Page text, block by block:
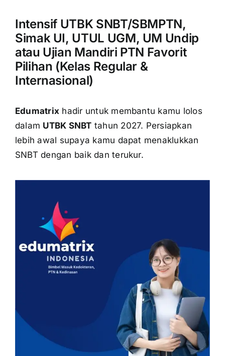
Intensif UTBK SNBT/SBMPTN,
Simak UI, UTUL UGM, UM Undip
atau Ujian Mandiri PTN Favorit
Pilihan (Kelas Regular &
Internasional)
Edumatrix hadir untuk membantu kamu lolos
dalam UTBK SNBT tahun 2027. Persiapkan
lebih awal supaya kamu dapat menaklukkan
SNBT dengan baik dan terukur.